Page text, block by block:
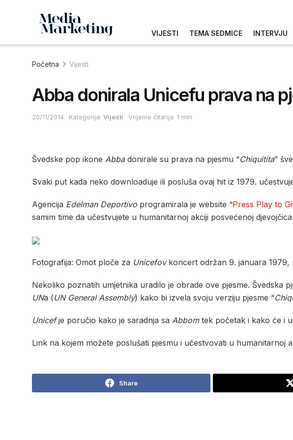
VIJESTI TEMA SEDMICE INTERVJU
Početna Vijesti
Abba donirala Unicefu prava na
20/11/2014 Kategorija: Vijesti Vrijeme čitanja: 1 min
Švedske pop ikone Abba donirale su prava na pjesmu “Chiquitita”
Svaki put kada neko downloaduje ili posluša ovaj hit iz 1979.
Agencija Edelman Deportivo programirala je website “Press Play to
samim time da učestvujete u humanitarnoj akciji posvećenoj
Fotografija: Omot ploče za Unicefov koncert održan 9. januara 1979,
Nekoliko poznatih umjetnika uradilo je obrade ove pjesme. Švedska
UNa (UN General Assembly) kako bi izvela svoju verziju pjesme “
Unicefje poručio kako je saradnja sa Abbom tek početak i kako će i
Link na kojem možete poslušati pjesmu i učestvovati u humanitarnoj
Share